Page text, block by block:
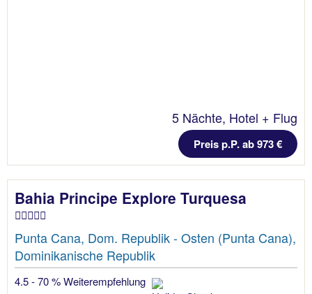
5 Nächte, Hotel + Flug
Preis p.P. ab 973 €
Bahia Principe Explore Turquesa
Punta Cana, Dom. Republik - Osten (Punta Cana),
Dominikanische Republik
4.5 - 70 % Weiterempfehlung